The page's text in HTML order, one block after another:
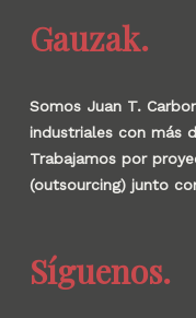
Gauzak.
Somos Juan T.
industriales con más
Trabajamos por
(outsourcing) junto
Síguenos.